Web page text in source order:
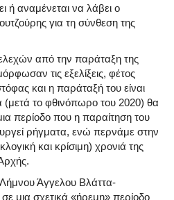
ή αναμένεται να λάβει ο
για τη σύνθεση της
από την παράταξη της
τις εξελίξεις, φέτος
και η παράταξή του είναι
(μετά το φθινόπωρο του 2020) θα
περίοδο που η παραίτηση του
ρήγματα, ενώ περνάμε στην
και κρίσιμη) χρονιά της
Άγγελου Βλάττα-
μια σχετικά «ήρεμη» περίοδο